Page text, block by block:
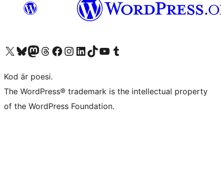
Besök vår X-konto (f.d. Twitter)
Besök vårt Bluesky-konto
Besök vårt Mastodon-konto
Besök vårt Thread-konto
Besök vår Facebook-sidaBesök vårt Instagram-konto
Besök vårt LinkedIn-konto
Besök vårt TikTok-konto
Besök vår YouTube-kanalBesök vårt Tumblr-konto
Kod är poesi.
The WordPress® trademark is the intellectual property
of the WordPress Foundation.